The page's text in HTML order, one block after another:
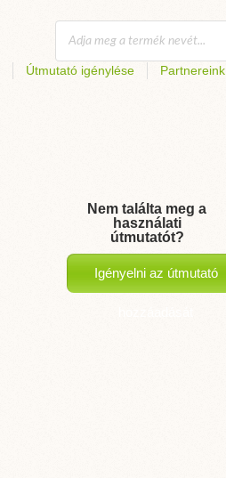
Útmutató igénylése Partnereink
Nem találta meg a
használati
útmutatót?
Igényelni az útmutató